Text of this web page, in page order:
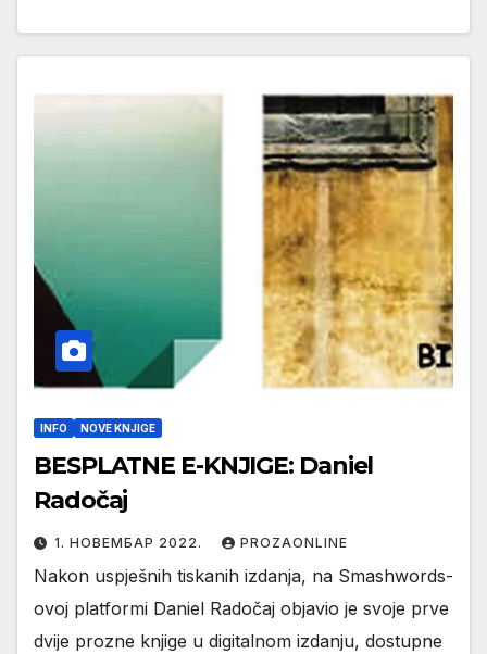
INFO NOVE KNJIGE
BESPLATNE E-KNJIGE: Daniel
Radočaj
1. НОВЕМБАР 2022. PROZAONLINE
Nakon uspješnih tiskanih izdanja, na Smashwords-
ovoj platformi Daniel Radočaj objavio je svoje prve
dvije prozne knjige u digitalnom izdanju, dostupne